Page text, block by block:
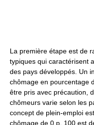
La première étape est de
typiques qui caractérisent
des pays développés. Un
chômage en pourcentage
être pris avec précaution,
chômeurs varie selon les
concept de plein-emploi
chômage de 0 p. 100 est